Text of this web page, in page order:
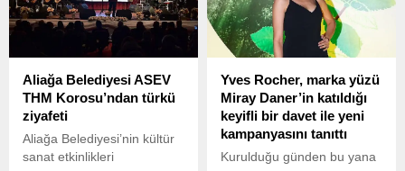
Aliağa Belediyesi ASEV
THM Korosu’ndan türkü
ziyafeti
Aliağa Belediyesi’nin kültür
sanat etkinlikleri
Yves Rocher, marka yüzü
Miray Daner’in katıldığı
keyifli bir davet ile yeni
kampanyasını tanıttı
Kurulduğu günden bu yana